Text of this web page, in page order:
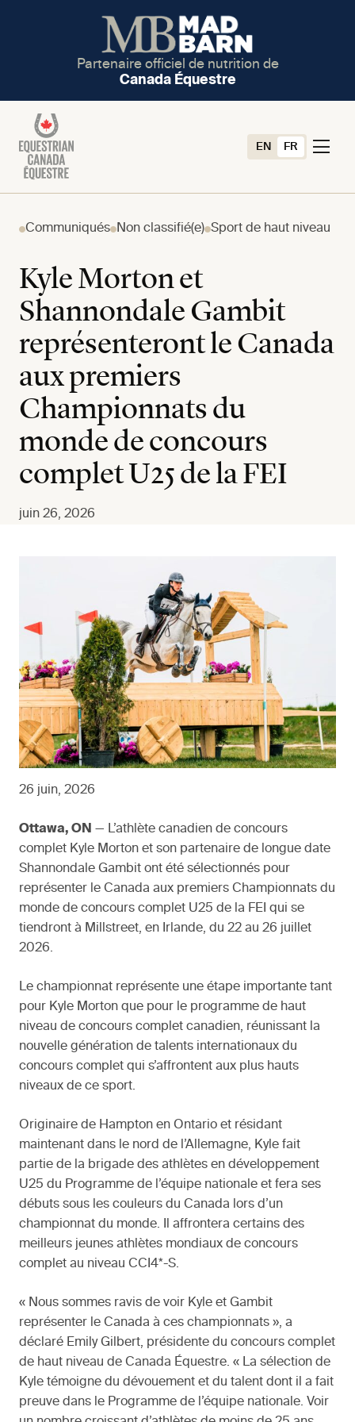
Partenaire officiel de nutrition de
Canada Équestre
EN FR
Communiqués Non classifié(e) Sport de haut niveau
Kyle Morton et
Shannondale Gambit
représenteront le Canada
aux premiers
Championnats du
monde de concours
complet U25 de la FEI
juin 26, 2026
26 juin, 2026
Ottawa, ON — L’athlète canadien de concours
complet Kyle Morton et son partenaire de longue date
Shannondale Gambit ont été sélectionnés pour
représenter le Canada aux premiers Championnats du
monde de concours complet U25 de la FEI qui se
tiendront à Millstreet, en Irlande, du 22 au 26 juillet
2026.
Le championnat représente une étape importante tant
pour Kyle Morton que pour le programme de haut
niveau de concours complet canadien, réunissant la
nouvelle génération de talents internationaux du
concours complet qui s’affrontent aux plus hauts
niveaux de ce sport.
Originaire de Hampton en Ontario et résidant
maintenant dans le nord de l’Allemagne, Kyle fait
partie de la brigade des athlètes en développement
U25 du Programme de l’équipe nationale et fera ses
débuts sous les couleurs du Canada lors d’un
championnat du monde. Il affrontera certains des
meilleurs jeunes athlètes mondiaux de concours
complet au niveau CCI4*-S.
« Nous sommes ravis de voir Kyle et Gambit
représenter le Canada à ces championnats », a
déclaré Emily Gilbert, présidente du concours complet
de haut niveau de Canada Équestre. « La sélection de
Kyle témoigne du dévouement et du talent dont il a fait
preuve dans le Programme de l’équipe nationale. Voir